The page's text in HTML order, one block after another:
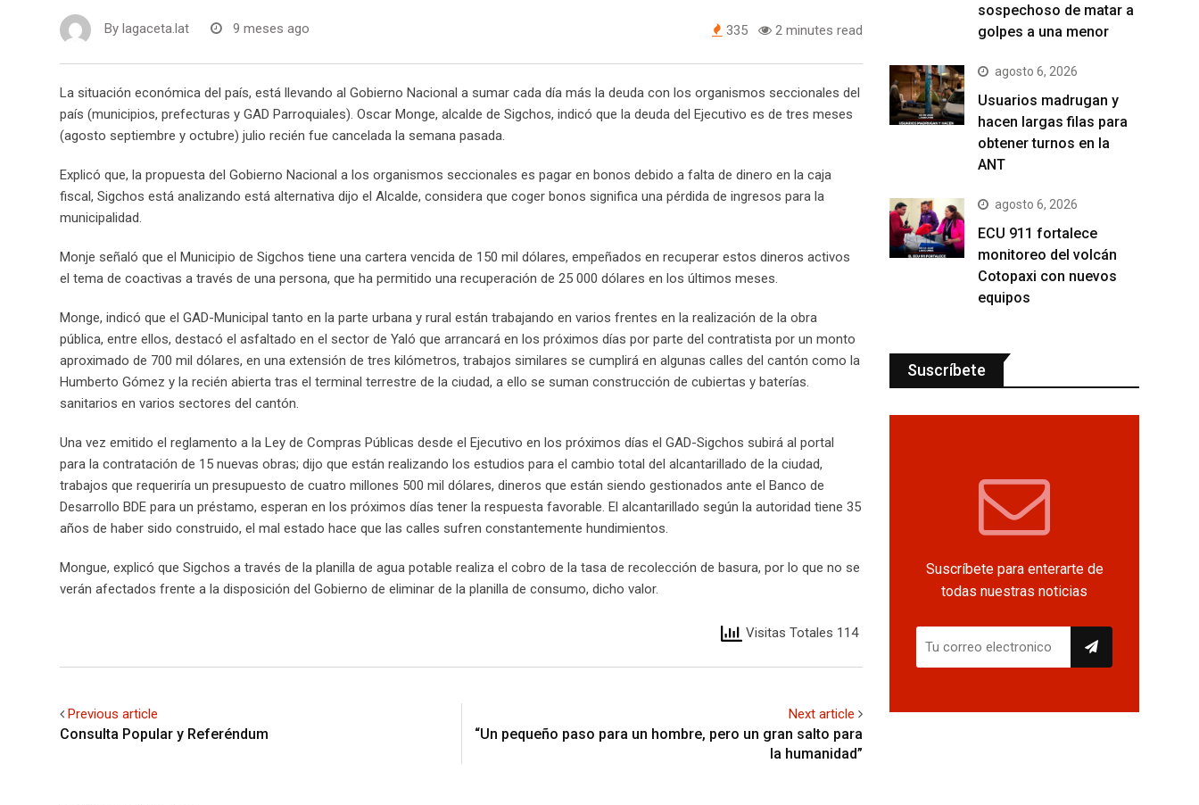
By lagaceta.lat 9 meses ago 335 2 minutes read
La situación económica del país, está llevando al Gobierno Nacional a sumar cada día más la deuda con los organismos seccionales del
país (municipios, prefecturas y GAD Parroquiales). Oscar Monge, alcalde de Sigchos, indicó que la deuda del Ejecutivo es de tres meses
(agosto septiembre y octubre) julio recién fue cancelada la semana pasada.
Explicó que, la propuesta del Gobierno Nacional a los organismos seccionales es pagar en bonos debido a falta de dinero en la caja
fiscal, Sigchos está analizando está alternativa dijo el Alcalde, considera que coger bonos significa una pérdida de ingresos para la
municipalidad.
Monje señaló que el Municipio de Sigchos tiene una cartera vencida de 150 mil dólares, empeñados en recuperar estos dineros activos
el tema de coactivas a través de una persona, que ha permitido una recuperación de 25 000 dólares en los últimos meses.
Monge, indicó que el GAD-Municipal tanto en la parte urbana y rural están trabajando en varios frentes en la realización de la obra
pública, entre ellos, destacó el asfaltado en el sector de Yaló que arrancará en los próximos días por parte del contratista por un monto
aproximado de 700 mil dólares, en una extensión de tres kilómetros, trabajos similares se cumplirá en algunas calles del cantón como la
Humberto Gómez y la recién abierta tras el terminal terrestre de la ciudad, a ello se suman construcción de cubiertas y baterías.
sanitarios en varios sectores del cantón.
Una vez emitido el reglamento a la Ley de Compras Públicas desde el Ejecutivo en los próximos días el GAD-Sigchos subirá al portal
para la contratación de 15 nuevas obras; dijo que están realizando los estudios para el cambio total del alcantarillado de la ciudad,
trabajos que requeriría un presupuesto de cuatro millones 500 mil dólares, dineros que están siendo gestionados ante el Banco de
Desarrollo BDE para un préstamo, esperan en los próximos días tener la respuesta favorable. El alcantarillado según la autoridad tiene 35
años de haber sido construido, el mal estado hace que las calles sufren constantemente hundimientos.
Mongue, explicó que Sigchos a través de la planilla de agua potable realiza el cobro de la tasa de recolección de basura, por lo que no se
verán afectados frente a la disposición del Gobierno de eliminar de la planilla de consumo, dicho valor.
Visitas Totales 114
Previous article
Consulta Popular y Referéndum
Next article
“Un pequeño paso para un hombre, pero un gran salto para
la humanidad”
sospechoso de matar a
golpes a una menor
agosto 6, 2026
Usuarios madrugan y
hacen largas filas para
obtener turnos en la
ANT
agosto 6, 2026
ECU 911 fortalece
monitoreo del volcán
Cotopaxi con nuevos
equipos
Suscríbete
Suscríbete para enterarte de
todas nuestras noticias